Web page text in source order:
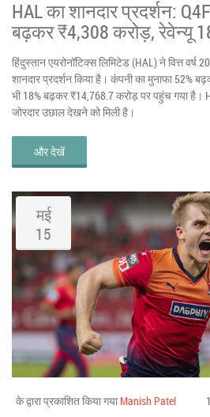
HAL का शानदार प्रदर्शन:
बढ़कर ₹4,308 करोड़, रेवेन्यू
हिंदुस्तान एयरोनॉटिक्स लिमिटेड (HAL) ने वित्त वर्ष
शानदार प्रदर्शन किया है। कंपनी का मुनाफा 52%
भी 18% बढ़कर ₹14,768.7 करोड़ पर पहुंच गया है।
जोरदार उछाल देखने को मिली है।
और देखें
मई
15
के द्वारा प्रकाशित किया गया Manish Patel